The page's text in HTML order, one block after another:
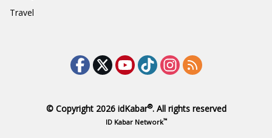
Travel
© Copyright 2026 idKabar®. All rights reserved
ID Kabar Network™